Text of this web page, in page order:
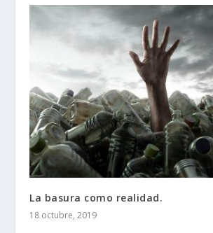
La basura como realidad.
18 octubre, 2019